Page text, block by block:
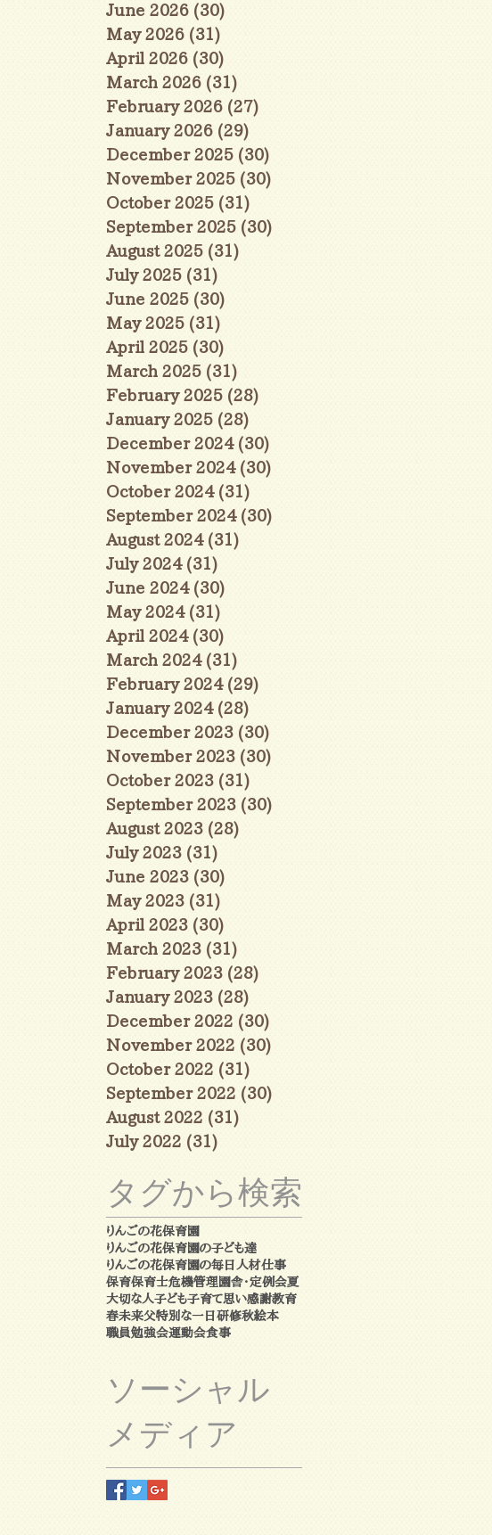
June 2026 (30)
May 2026 (31)
April 2026 (30)
March 2026 (31)
February 2026 (27)
January 2026 (29)
December 2025 (30)
November 2025 (30)
October 2025 (31)
September 2025 (30)
August 2025 (31)
July 2025 (31)
June 2025 (30)
May 2025 (31)
April 2025 (30)
March 2025 (31)
February 2025 (28)
January 2025 (28)
December 2024 (30)
November 2024 (30)
October 2024 (31)
September 2024 (30)
August 2024 (31)
July 2024 (31)
June 2024 (30)
May 2024 (31)
April 2024 (30)
March 2024 (31)
February 2024 (29)
January 2024 (28)
December 2023 (30)
November 2023 (30)
October 2023 (31)
September 2023 (30)
August 2023 (28)
July 2023 (31)
June 2023 (30)
May 2023 (31)
April 2023 (30)
March 2023 (31)
February 2023 (28)
January 2023 (28)
December 2022 (30)
November 2022 (30)
October 2022 (31)
September 2022 (30)
August 2022 (31)
July 2022 (31)
タグから検索
りんごの花保育園
りんごの花保育園の子ども達
りんごの花保育園の毎日 人材仕事
保育保育士危機管理園舎・定例会夏
大切な人子ども子育て思い感謝教育
春未来父特別な一日研修秋絵本
職員勉強会運動会食事
ソーシャル
メディア